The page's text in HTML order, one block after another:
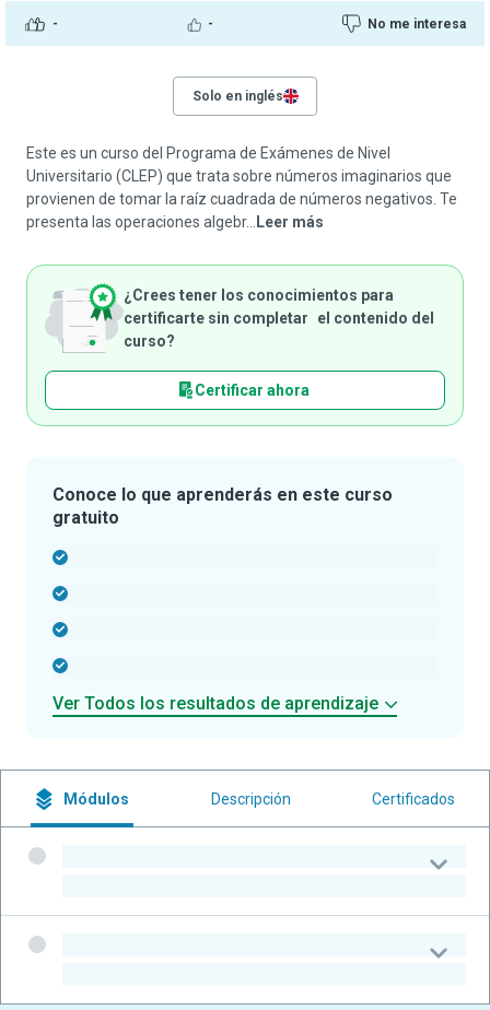
- - No me interesa
Solo en inglés
Este es un curso del Programa de Exámenes de Nivel
Universitario (CLEP) que trata sobre números imaginarios que
provienen de tomar la raíz cuadrada de números negativos. Te
presenta las operaciones algebr...
Leer más
¿Crees tener los conocimientos para
certificarte sin completar el contenido del
curso?
Certificar ahora
Conoce lo que aprenderás en este curso
gratuito
Ver Todos los resultados de aprendizaje
Módulos Descripción Certificados